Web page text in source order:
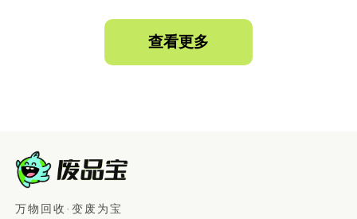
查看更多
万物回收·变废为宝